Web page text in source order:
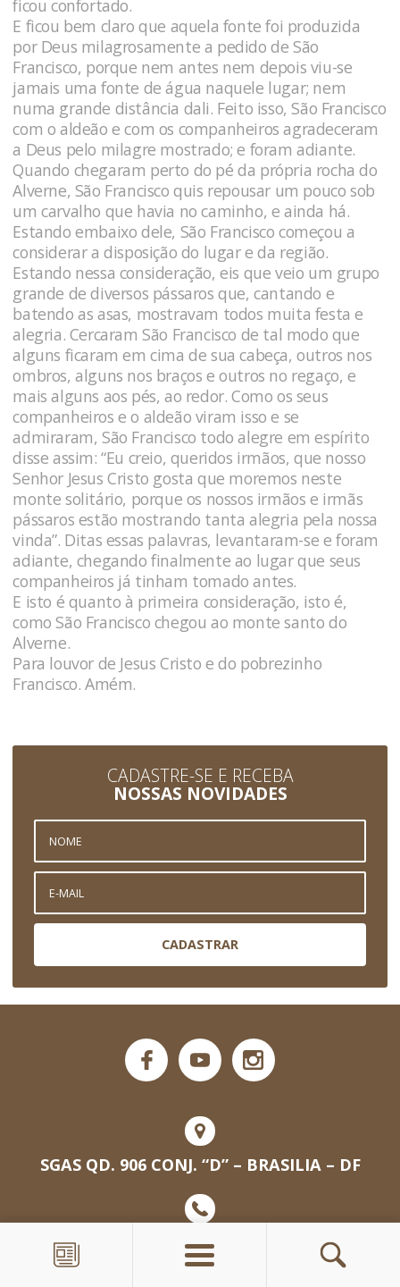
ficou confortado.
E ficou bem claro que aquela fonte foi produzida
por Deus milagrosamente a pedido de São
Francisco, porque nem antes nem depois viu-se
jamais uma fonte de água naquele lugar; nem
numa grande distância dali. Feito isso, São Francisco
com o aldeão e com os companheiros agradeceram
a Deus pelo milagre mostrado; e foram adiante.
Quando chegaram perto do pé da própria rocha do
Alverne, São Francisco quis repousar um pouco sob
um carvalho que havia no caminho, e ainda há.
Estando embaixo dele, São Francisco começou a
considerar a disposição do lugar e da região.
Estando nessa consideração, eis que veio um grupo
grande de diversos pássaros que, cantando e
batendo as asas, mostravam todos muita festa e
alegria. Cercaram São Francisco de tal modo que
alguns ficaram em cima de sua cabeça, outros nos
ombros, alguns nos braços e outros no regaço, e
mais alguns aos pés, ao redor. Como os seus
companheiros e o aldeão viram isso e se
admiraram, São Francisco todo alegre em espírito
disse assim: “Eu creio, queridos irmãos, que nosso
Senhor Jesus Cristo gosta que moremos neste
monte solitário, porque os nossos irmãos e irmãs
pássaros estão mostrando tanta alegria pela nossa
vinda”. Ditas essas palavras, levantaram-se e foram
adiante, chegando finalmente ao lugar que seus
companheiros já tinham tomado antes.
E isto é quanto à primeira consideração, isto é,
como São Francisco chegou ao monte santo do
Alverne.
Para louvor de Jesus Cristo e do pobrezinho
Francisco. Amém.
CADASTRE-SE E RECEBA
NOSSAS NOVIDADES
CADASTRAR
SGAS QD. 906 CONJ. “D” – BRASILIA – DF
(61) 3242-2238